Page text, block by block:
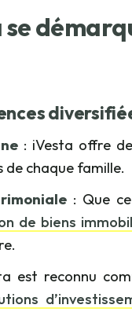
: iVesta offre
de chaque famille.
: Que
de biens
est reconnu